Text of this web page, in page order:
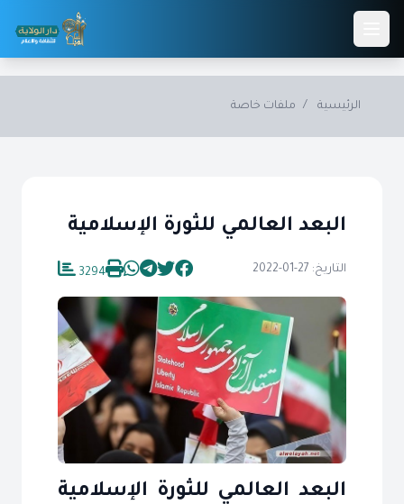
Skip to main content
الرئيسية / ملفات خاصة
البعد العالمي للثورة الإسلامية
التاريخ: 27-01-2022 3294
البعد العالمي للثورة الإسلامية